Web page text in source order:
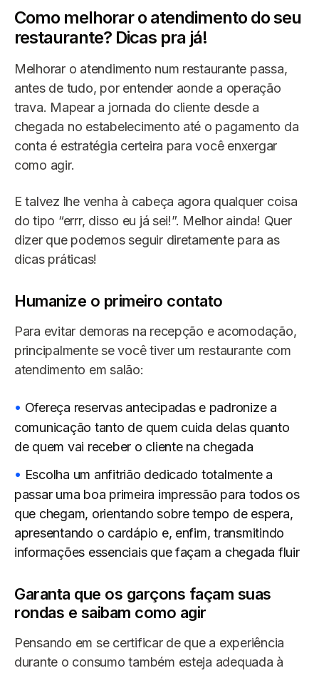
Como melhorar o atendimento do seu
restaurante? Dicas pra já!
Melhorar o atendimento num restaurante passa,
antes de tudo, por entender aonde a operação
trava. Mapear a jornada do cliente desde a
chegada no estabelecimento até o pagamento da
conta é estratégia certeira para você enxergar
como agir.
E talvez lhe venha à cabeça agora qualquer coisa
do tipo “errr, disso eu já sei!”. Melhor ainda! Quer
dizer que podemos seguir diretamente para as
dicas práticas!
Humanize o primeiro contato
Para evitar demoras na recepção e acomodação,
principalmente se você tiver um restaurante com
atendimento em salão:
Ofereça reservas antecipadas e padronize a
comunicação tanto de quem cuida delas quanto
de quem vai receber o cliente na chegada
Escolha um anfitrião dedicado totalmente a
passar uma boa primeira impressão para todos os
que chegam, orientando sobre tempo de espera,
apresentando o cardápio e, enfim, transmitindo
informações essenciais que façam a chegada fluir
Garanta que os garçons façam suas
rondas e saibam como agir
Pensando em se certificar de que a experiência
durante o consumo também esteja adequada à